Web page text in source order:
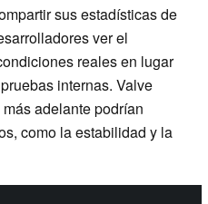
sus estadísticas de
ver el
reales en lugar
internas. Valve
adelante podrían
como la estabilidad y la